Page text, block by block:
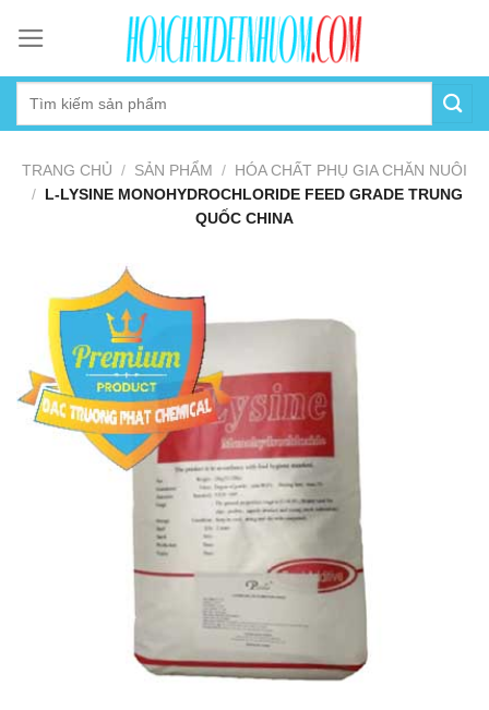
content
TRANG CHỦ / SẢN PHẨM / HÓA CHẤT PHỤ GIA CHĂN NUÔI
/ L-LYSINE MONOHYDROCHLORIDE FEED GRADE TRUNG
QUỐC CHINA